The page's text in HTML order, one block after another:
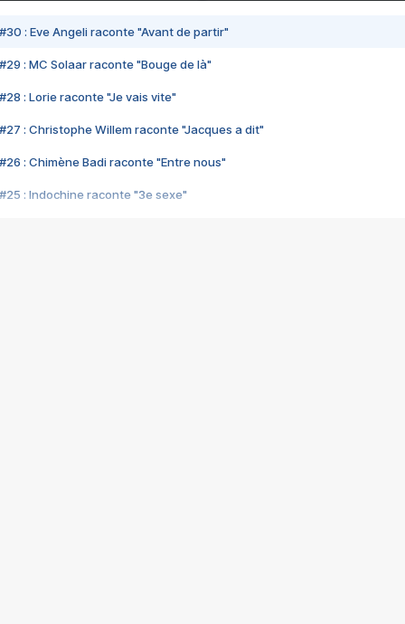
#30 : Eve Angeli raconte "Avant de partir"
#29 : MC Solaar raconte "Bouge de là"
#28 : Lorie raconte "Je vais vite"
#27 : Christophe Willem raconte "Jacques a dit"
#26 : Chimène Badi raconte "Entre nous"
#25 : Indochine raconte "3e sexe"